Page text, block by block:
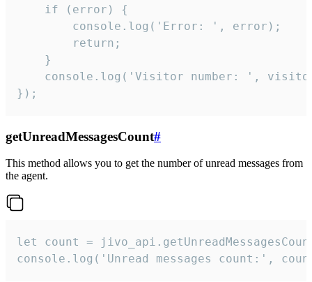
    if (error) {
        console.log('Error: ', error);
        return;
    }
console.log('Visitor number: ',
});
getUnreadMessagesCount#
This method allows you to get the number of unread messages from
the agent.
let count =
console.log('Unread messages count:',